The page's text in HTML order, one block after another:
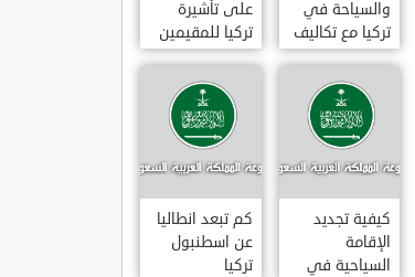
والسياحة في
تركيا مع تكاليف
الاقامة
على تأشيرة
تركيا للمقيمين
بالسعودية
2020
كيفية تجديد
الإقامة
السياحية في
كم تبعد انطاليا
عن اسطنبول
تركيا